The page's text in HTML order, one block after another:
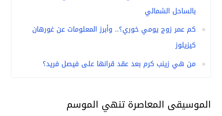
بالساحل الشمالي
كم عمر زوج يومي خوري؟.. وأبرز المعلومات عن غورهان
كيزيلوز
من هي زينب كرم بعد عقد قرانها على فيصل فريد؟
الموسيقى المعاصرة تنهي الموسم